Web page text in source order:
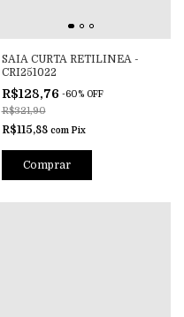
SAIA CURTA RETILINEA -
CRI251022
R$128,76 -60% OFF
R$321,90
R$115,88 com Pix
Comprar